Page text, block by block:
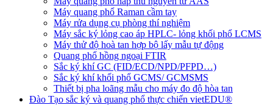
Máy quang phổ Raman cầm tay
Máy rửa dụng cụ phòng thí nghiệm
Máy sắc ký lỏng cao áp HPLC- lỏng khối phổ LCMS
Máy thử độ hoà tan hợp bộ lấy mẫu tự động
Quang phổ hồng ngoại FTIR
Sắc ký khí GC (FID/ECD/NPD/PFPD…)
Sắc ký khí khối phổ GCMS/ GCMSMS
Thiết bị pha loãng mẫu cho máy đo độ hòa tan
Đào Tạo sắc ký và quang phổ thực chiến vietEDU®